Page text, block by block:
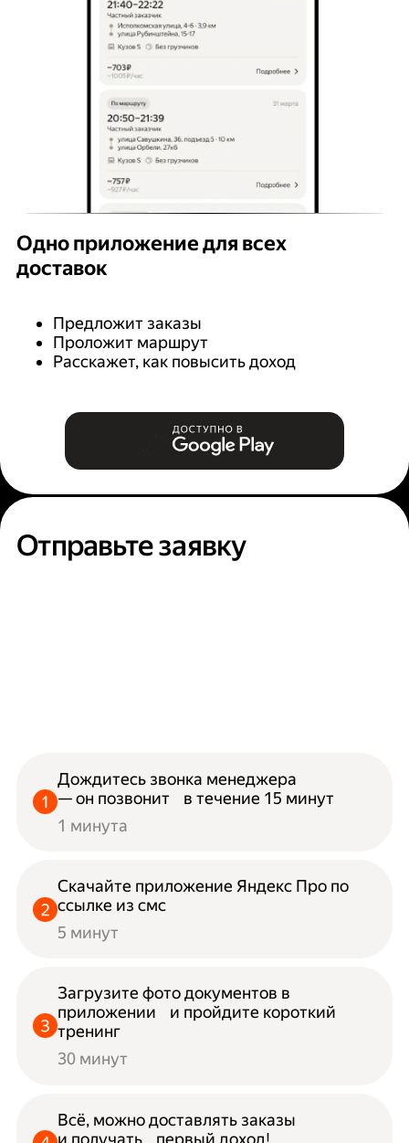
Одно приложение для всех
доставок
Предложит заказы
Проложит маршрут
Расскажет, как повысить доход
Отправьте заявку
Дождитесь звонка менеджера
— он позвонит в течение 15 минут
1 минута
Скачайте приложение Яндекс Про по
ссылке из смс
5 минут
Загрузите фото документов в
приложении и пройдите короткий
тренинг
30 минут
Всё, можно доставлять заказы
и получать первый доход!